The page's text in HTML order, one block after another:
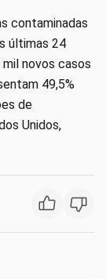
contaminadas
últimas 24
novos casos
49,5%
de
Unidos,